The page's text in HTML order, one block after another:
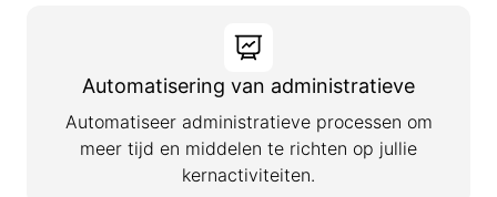
Automatisering van administratieve
Automatiseer administratieve processen om
meer tijd en middelen te richten op jullie
kernactiviteiten.